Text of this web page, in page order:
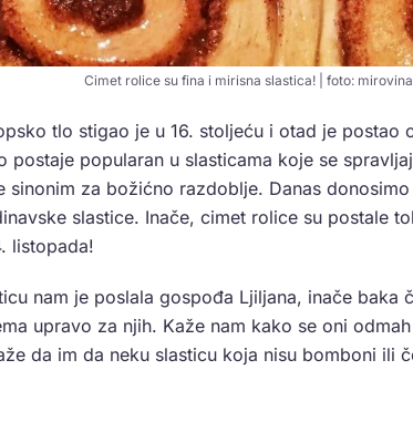
Cimet rolice su fina i mirisna slastica! | foto:
tlo stigao je u 16. stoljeću i otad je postao
postaje popularan u slasticama koje se
sinonim za božićno razdoblje. Danas
slastice. Inače, cimet rolice su postale
listopada!
nam je poslala gospođa Ljiljana, inače baka
upravo za njih. Kaže nam kako se oni
da im da neku slasticu koja nisu bomboni ili